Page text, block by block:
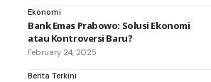
Ekonomi
Bank Emas Prabowo: Solusi Ekonomi
atau Kontroversi Baru?
February 24, 2025
Berita Terkini